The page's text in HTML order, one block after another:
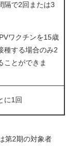
隔で2回または3
ワクチンを15歳
種する場合のみ2
ことができま
に1回
第2期の対象者